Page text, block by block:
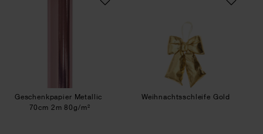
Geschenkpapier Metallic
70cm 2m 80g/m²
Weihnachtsschleife Gold